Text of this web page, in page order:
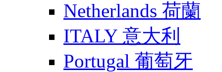
Netherlands 荷蘭
ITALY 意大利
Portugal 葡萄牙